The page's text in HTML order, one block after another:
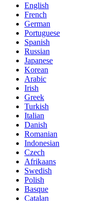
English
French
German
Portuguese
Spanish
Russian
Japanese
Korean
Arabic
Irish
Greek
Turkish
Italian
Danish
Romanian
Indonesian
Czech
Afrikaans
Swedish
Polish
Basque
Catalan